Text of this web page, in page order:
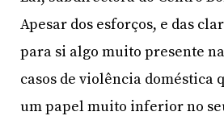
Apesar dos esforços, e das
para si algo muito presente
casos de violência doméstica
um papel muito inferior no